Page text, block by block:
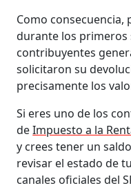
Como consecuencia,
durante los primeros
contribuyentes
solicitaron su
precisamente los
Si eres uno de los
deImpuesto a la
y crees tener un
revisar el estado de
canales oficiales del